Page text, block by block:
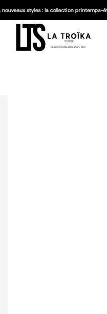
nouveaux styles : la collection printemps-